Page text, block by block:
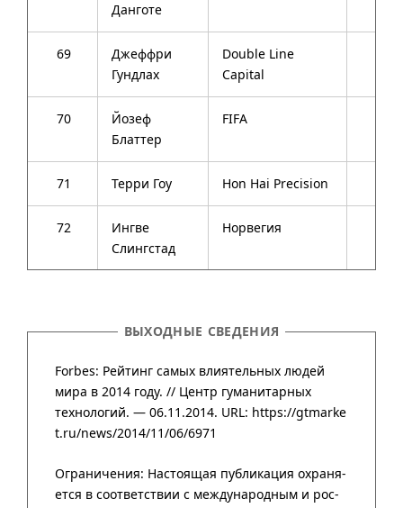
Данготе
69
Джеффри
Гундлах
Double Line
Capital
70
Йозеф
Блаттер
FIFA
71 Терри Гоу Hon Hai Precision
72
Ингве
Слингстад
Норвегия
ВЫХОДНЫЕ СВЕДЕНИЯ
Forbes: Рейтинг самых влиятельных людей
мира в 2014 году. // Центр гума­нитар­ных
техно­логий. — 06.11.2014. URL: https://gtmarke
t.ru/news/2014/11/06/6971